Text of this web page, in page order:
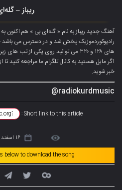
ریباز –
آهنگ جدید ریباز به نام « گلەای بی » هم اکنون
رادیوکوردموزیک پخش شد و در دسترس می باشد
های ۱۲۸ و ۳۲۰ می توانید روی یکی از
اگر مایل هستید به کانال تلگرام ما مراجعه کنید
خبر شوید.
radiokurdmusic@
Short link to this article :
16 اسفند 1397
below to download the song